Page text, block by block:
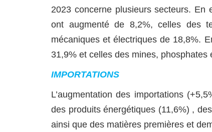
2023 concerne plusieurs secteurs. En
ont augmenté de 8,2%, celles des
mécaniques et électriques de 18,8%.
31,9% et celles des mines, phosphates
IMPORTATIONS
L’augmentation des importations (+5,5
des produits énergétiques (11,6%) ,
ainsi que des matières premières et